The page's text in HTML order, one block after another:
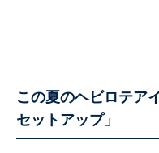
この夏のヘビロテア
セットアップ」